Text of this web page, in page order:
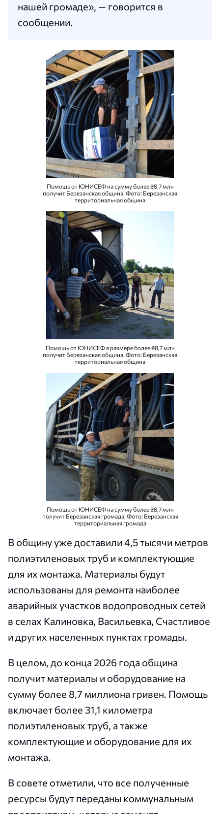
нашей громаде», — говорится в
сообщении.
Помощь от ЮНИСЕФ на сумму более ₴8,7 млн
получит Березанская община. Фото: Березанская
территориальная община
Помощь от ЮНИСЕФ в размере более ₴8,7 млн
получит Березанская община. Фото: Березанская
территориальная община
Помощь от ЮНИСЕФ на сумму более ₴8,7 млн
получит Березанская громада. Фото: Березанская
территориальная громада
В общину уже доставили 4,5 тысячи метров
полиэтиленовых труб и комплектующие
для их монтажа. Материалы будут
использованы для ремонта наиболее
аварийных участков водопроводных сетей
в селах Калиновка, Васильевка, Счастливое
и других населенных пунктах громады.
В целом, до конца 2026 года община
получит материалы и оборудование на
сумму более 8,7 миллиона гривен. Помощь
включает более 31,1 километра
полиэтиленовых труб, а также
комплектующие и оборудование для их
монтажа.
В совете отметили, что все полученные
ресурсы будут переданы коммунальным